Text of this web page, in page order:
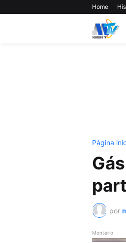
Home
Página
por
Monteiro